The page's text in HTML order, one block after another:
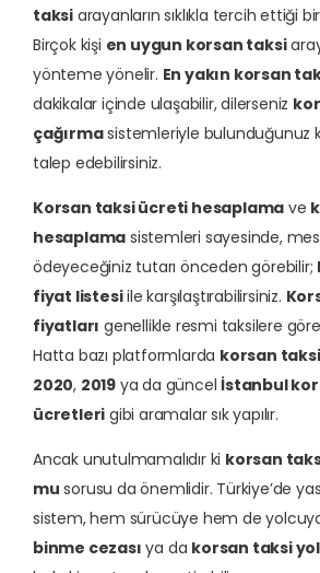
taksi arayanların sıklıkla tercih ettiği
Birçok kişi en uygun korsan taksi
yönteme yönelir. En yakın korsan
dakikalar içinde ulaşabilir, dilerseniz
çağırmasistemleriyle bulunduğunuz
talep edebilirsiniz.
Korsan taksi ücreti hesaplama ve
hesaplama sistemleri sayesinde,
ödeyeceğiniz tutarı önceden görebilir;
fiyat listesiile karşılaştırabilirsiniz.
fiyatları genellikle resmi taksilere
Hatta bazı platformlarda korsan
2020, 2019 ya da güncelİstanbul
ücretleri gibi aramalar sık yapılır.
Ancak unutulmamalıdır ki korsan
mu sorusu da önemlidir. Türkiye’de
sistem, hem sürücüye hem de
binme cezası ya da korsan taksi